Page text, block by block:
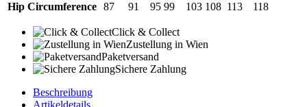
Hip Circumference 87 91 95 99 103 108 113 118
Click & Collect
Zustellung in Wien
Paketversand
Sichere Zahlung
Beschreibung